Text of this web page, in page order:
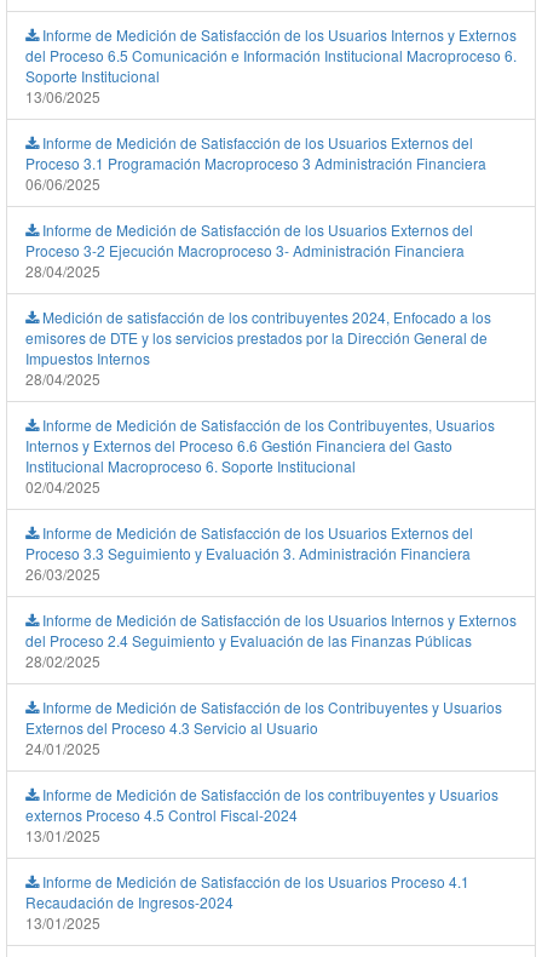
Informe de Medición de Satisfacción de los Usuarios Internos y Externos
del Proceso 6.5 Comunicación e Información Institucional Macroproceso 6.
Soporte Institucional
13/06/2025
Informe de Medición de Satisfacción de los Usuarios Externos del
Proceso 3.1 Programación Macroproceso 3 Administración Financiera
06/06/2025
Informe de Medición de Satisfacción de los Usuarios Externos del
Proceso 3-2 Ejecución Macroproceso 3- Administración Financiera
28/04/2025
Medición de satisfacción de los contribuyentes 2024, Enfocado a los
emisores de DTE y los servicios prestados por la Dirección General de
Impuestos Internos
28/04/2025
Informe de Medición de Satisfacción de los Contribuyentes, Usuarios
Internos y Externos del Proceso 6.6 Gestión Financiera del Gasto
Institucional Macroproceso 6. Soporte Institucional
02/04/2025
Informe de Medición de Satisfacción de los Usuarios Externos del
Proceso 3.3 Seguimiento y Evaluación 3. Administración Financiera
26/03/2025
Informe de Medición de Satisfacción de los Usuarios Internos y Externos
del Proceso 2.4 Seguimiento y Evaluación de las Finanzas Públicas
28/02/2025
Informe de Medición de Satisfacción de los Contribuyentes y Usuarios
Externos del Proceso 4.3 Servicio al Usuario
24/01/2025
Informe de Medición de Satisfacción de los contribuyentes y Usuarios
externos Proceso 4.5 Control Fiscal-2024
13/01/2025
Informe de Medición de Satisfacción de los Usuarios Proceso 4.1
Recaudación de Ingresos-2024
13/01/2025